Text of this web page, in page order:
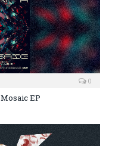
0
EP